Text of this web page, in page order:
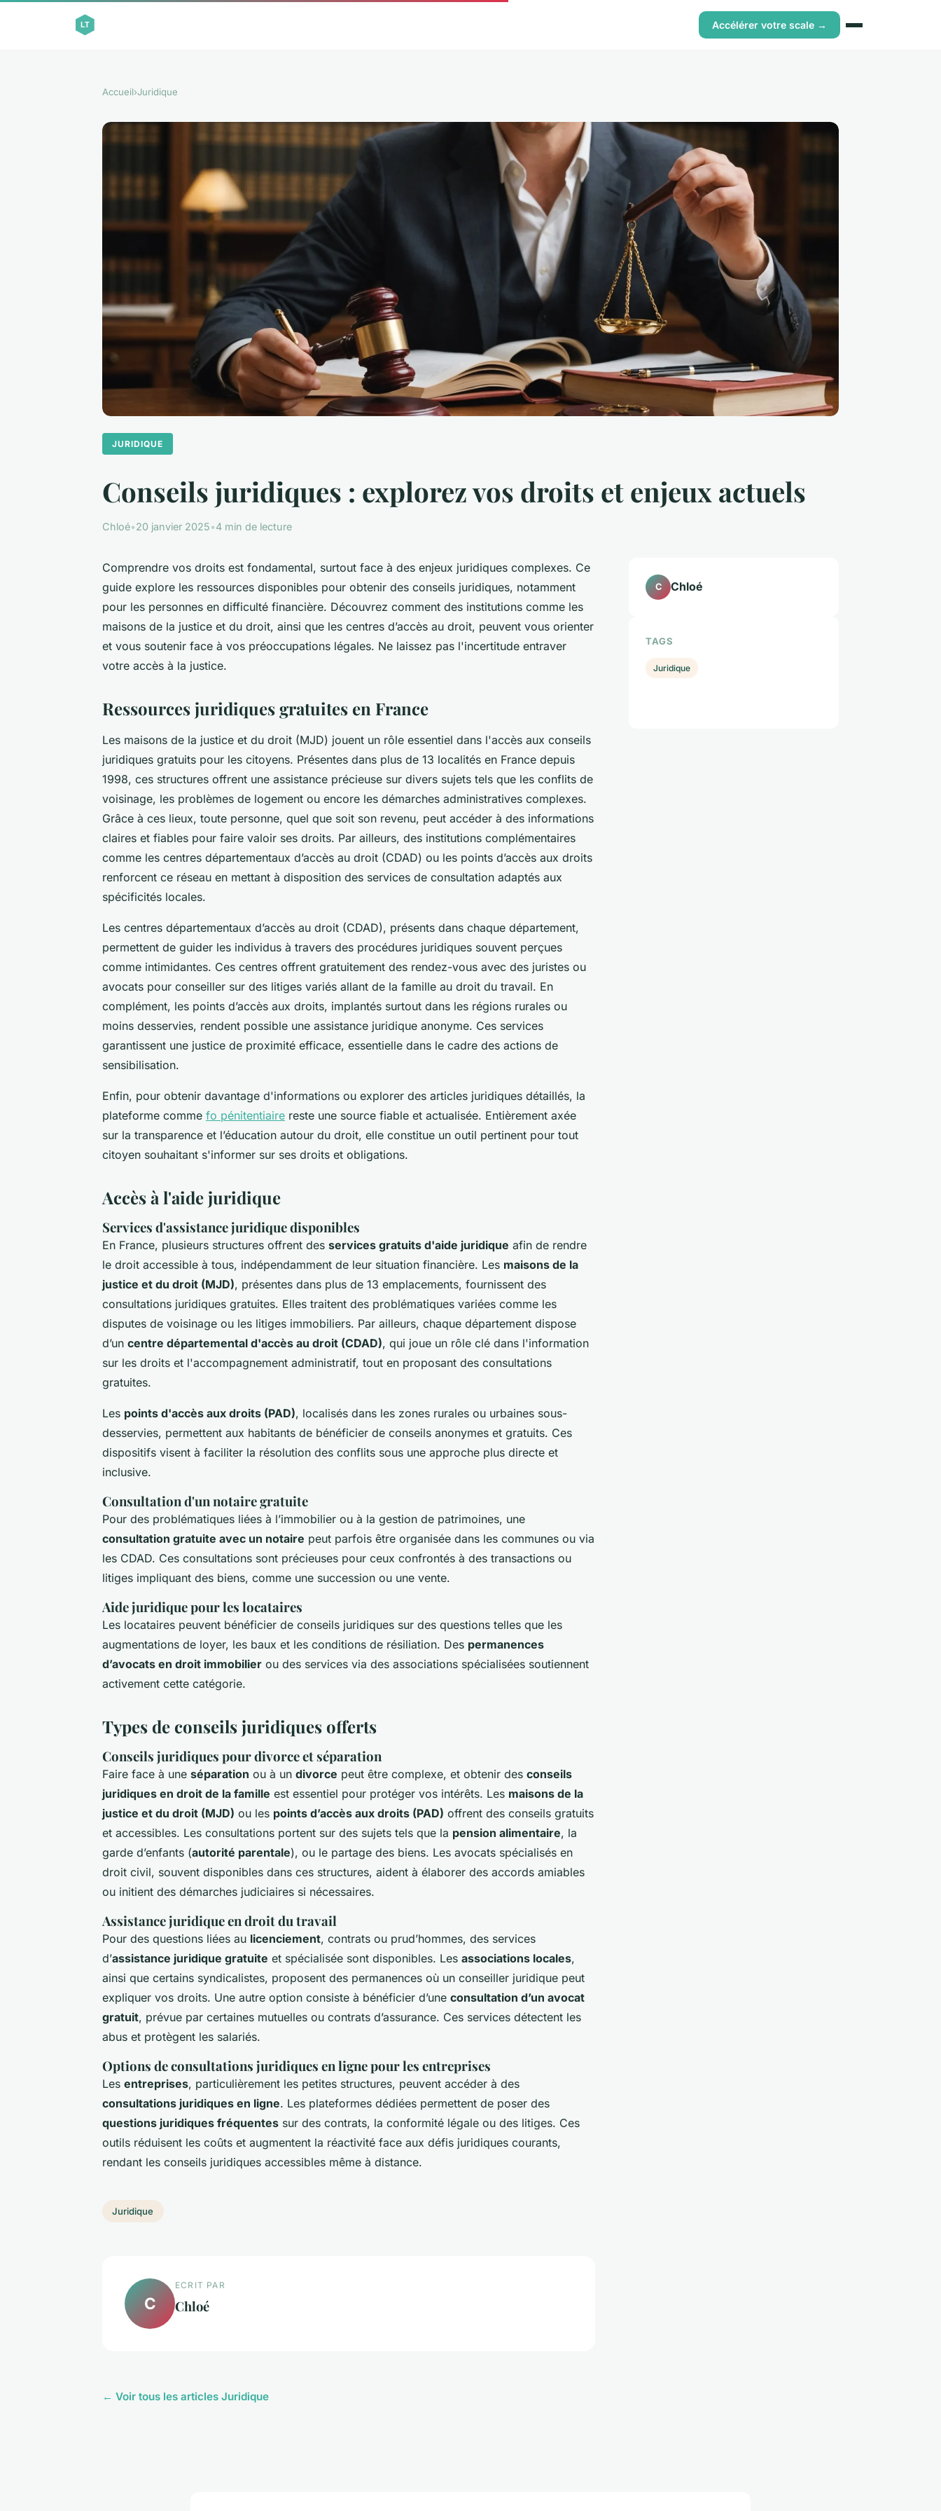
Accélérer votre scale →
Accueil›Juridique
JURIDIQUE
Conseils juridiques : explorez vos droits et enjeux actuels
Chloé•20 janvier 2025•4 min de lecture
Comprendre vos droits est fondamental, surtout face à des enjeux juridiques complexes. Ce
guide explore les ressources disponibles pour obtenir des conseils juridiques, notamment
pour les personnes en difficulté financière. Découvrez comment des institutions comme les
maisons de la justice et du droit, ainsi que les centres d’accès au droit, peuvent vous orienter
et vous soutenir face à vos préoccupations légales. Ne laissez pas l'incertitude entraver
votre accès à la justice.
Ressources juridiques gratuites en France
Les maisons de la justice et du droit (MJD) jouent un rôle essentiel dans l'accès aux conseils
juridiques gratuits pour les citoyens. Présentes dans plus de 13 localités en France depuis
1998, ces structures offrent une assistance précieuse sur divers sujets tels que les conflits de
voisinage, les problèmes de logement ou encore les démarches administratives complexes.
Grâce à ces lieux, toute personne, quel que soit son revenu, peut accéder à des informations
claires et fiables pour faire valoir ses droits. Par ailleurs, des institutions complémentaires
comme les centres départementaux d’accès au droit (CDAD) ou les points d’accès aux droits
renforcent ce réseau en mettant à disposition des services de consultation adaptés aux
spécificités locales.
Les centres départementaux d’accès au droit (CDAD), présents dans chaque département,
permettent de guider les individus à travers des procédures juridiques souvent perçues
comme intimidantes. Ces centres offrent gratuitement des rendez-vous avec des juristes ou
avocats pour conseiller sur des litiges variés allant de la famille au droit du travail. En
complément, les points d’accès aux droits, implantés surtout dans les régions rurales ou
moins desservies, rendent possible une assistance juridique anonyme. Ces services
garantissent une justice de proximité efficace, essentielle dans le cadre des actions de
sensibilisation.
Enfin, pour obtenir davantage d'informations ou explorer des articles juridiques détaillés, la
plateforme comme fo pénitentiaire reste une source fiable et actualisée. Entièrement axée
sur la transparence et l’éducation autour du droit, elle constitue un outil pertinent pour tout
citoyen souhaitant s'informer sur ses droits et obligations.
Accès à l'aide juridique
Services d'assistance juridique disponibles
En France, plusieurs structures offrent des services gratuits d'aide juridique afin de rendre
le droit accessible à tous, indépendamment de leur situation financière. Les maisons de la
justice et du droit (MJD), présentes dans plus de 13 emplacements, fournissent des
consultations juridiques gratuites. Elles traitent des problématiques variées comme les
disputes de voisinage ou les litiges immobiliers. Par ailleurs, chaque département dispose
d’un centre départemental d'accès au droit (CDAD), qui joue un rôle clé dans l'information
sur les droits et l'accompagnement administratif, tout en proposant des consultations
gratuites.
Les points d'accès aux droits (PAD), localisés dans les zones rurales ou urbaines sous-
desservies, permettent aux habitants de bénéficier de conseils anonymes et gratuits. Ces
dispositifs visent à faciliter la résolution des conflits sous une approche plus directe et
inclusive.
Consultation d'un notaire gratuite
Pour des problématiques liées à l’immobilier ou à la gestion de patrimoines, une
consultation gratuite avec un notaire peut parfois être organisée dans les communes ou via
les CDAD. Ces consultations sont précieuses pour ceux confrontés à des transactions ou
litiges impliquant des biens, comme une succession ou une vente.
Aide juridique pour les locataires
Les locataires peuvent bénéficier de conseils juridiques sur des questions telles que les
augmentations de loyer, les baux et les conditions de résiliation. Des permanences
d’avocats en droit immobilier ou des services via des associations spécialisées soutiennent
activement cette catégorie.
Types de conseils juridiques offerts
Conseils juridiques pour divorce et séparation
Faire face à une séparation ou à un divorce peut être complexe, et obtenir des conseils
juridiques en droit de la famille est essentiel pour protéger vos intérêts. Les maisons de la
justice et du droit (MJD) ou les points d’accès aux droits (PAD) offrent des conseils gratuits
et accessibles. Les consultations portent sur des sujets tels que la pension alimentaire, la
garde d’enfants (autorité parentale), ou le partage des biens. Les avocats spécialisés en
droit civil, souvent disponibles dans ces structures, aident à élaborer des accords amiables
ou initient des démarches judiciaires si nécessaires.
Assistance juridique en droit du travail
Pour des questions liées au licenciement, contrats ou prud’hommes, des services
d’assistance juridique gratuite et spécialisée sont disponibles. Les associations locales,
ainsi que certains syndicalistes, proposent des permanences où un conseiller juridique peut
expliquer vos droits. Une autre option consiste à bénéficier d’une consultation d’un avocat
gratuit, prévue par certaines mutuelles ou contrats d’assurance. Ces services détectent les
abus et protègent les salariés.
Options de consultations juridiques en ligne pour les entreprises
Les entreprises, particulièrement les petites structures, peuvent accéder à des
consultations juridiques en ligne. Les plateformes dédiées permettent de poser des
questions juridiques fréquentes sur des contrats, la conformité légale ou des litiges. Ces
outils réduisent les coûts et augmentent la réactivité face aux défis juridiques courants,
rendant les conseils juridiques accessibles même à distance.
Juridique
C
ECRIT PAR
Chloé
← Voir tous les articles Juridique
C Chloé
TAGS
Juridique